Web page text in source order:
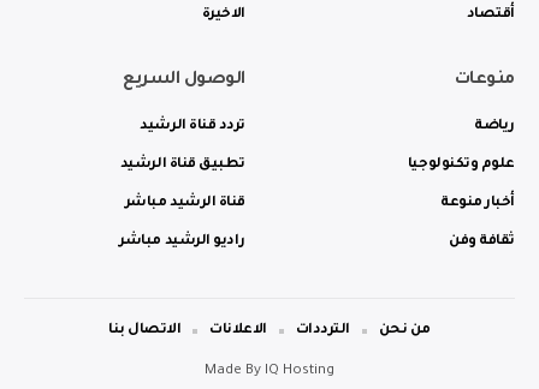
أقتصاد الاخيرة
منوعات
رياضة
علوم وتكنولوجيا
أخبار منوعة
ثقافة وفن
الوصول السريع
تردد قناة الرشيد
تطبيق قناة الرشيد
قناة الرشيد مباشر
راديو الرشيد مباشر
Made By IQ Hosting
من نحن الترددات الاعلانات الاتصال بنا